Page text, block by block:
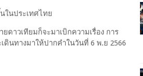
ในประเทศไทย
าวเทียมก็จะมาเบิกความเรื่อง การ
นทางมาให้ปากคำในวันที่ 6 พ.ย 2566